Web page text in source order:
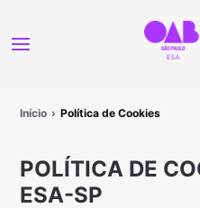
Início Política de Cookies
POLÍTICA DE
ESA-SP